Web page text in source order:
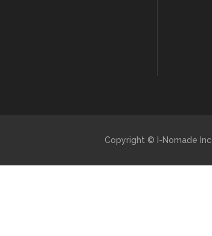
Copyright © I-Nomade Inc